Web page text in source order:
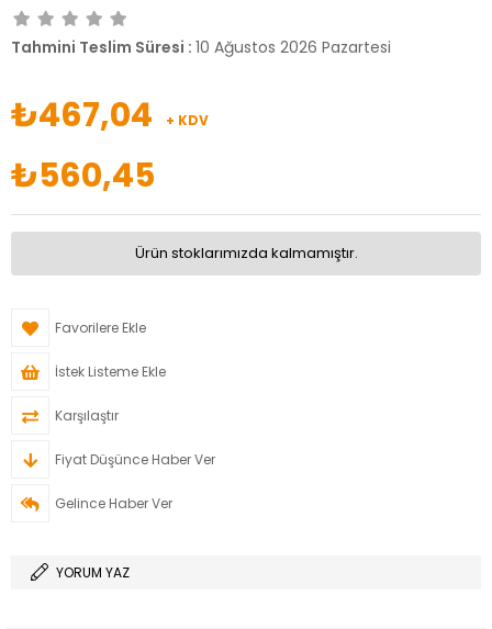
Tahmini Teslim Süresi : 10 Ağustos 2026 Pazartesi
₺467,04 + KDV
₺560,45
Ürün stoklarımızda kalmamıştır.
Favorilere Ekle
İstek Listeme Ekle
Karşılaştır
Fiyat Düşünce Haber Ver
Gelince Haber Ver
YORUM YAZ